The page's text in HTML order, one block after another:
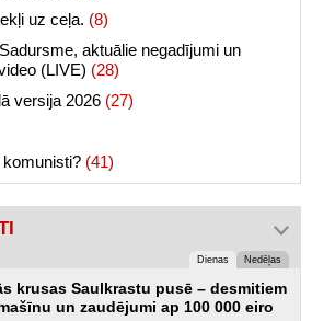
uz ceļa. (8)
aktuālie negadījumi un
(LIVE) (28)
versija 2026 (27)
(41)
Dienas Nedēļas
krusas Saulkrastu pusē – desmitiem
un zaudējumi ap 100 000 eiro